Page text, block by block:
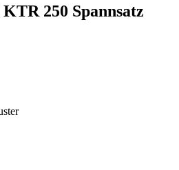
250 Spannsatz